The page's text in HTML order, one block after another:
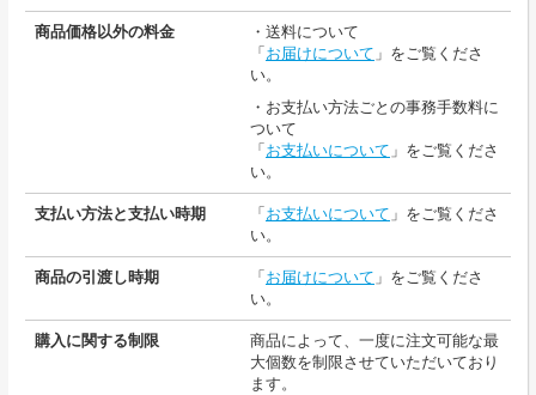
商品価格以外の料金
・送料について
「 お届けについて 」をご覧くださ
い。
・お支払い方法ごとの事務手数料に
ついて
「 お支払いについて 」をご覧くださ
い。
支払い方法と支払い時期 「 お支払いについて 」をご覧くださ
い。
商品の引渡し時期 「 お届けについて 」をご覧くださ
い。
購入に関する制限
商品によって、一度に注文可能な最
大個数を制限させていただいており
ます。